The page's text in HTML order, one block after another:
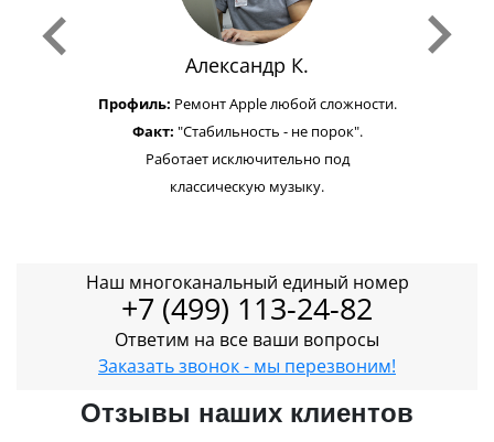
Александр К.
Профиль: Ремонт Apple любой сложности.
Факт: "Стабильность - не порок".
Работает исключительно под
классическую музыку.
Наш многоканальный единый номер
+7 (499) 113-24-82
Ответим на все ваши вопросы
Заказать звонок - мы перезвоним!
Отзывы наших клиентов